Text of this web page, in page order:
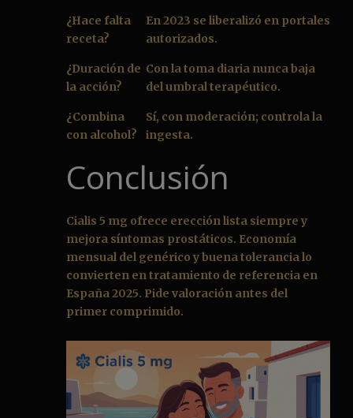
¿Hace falta
receta?
En 2023 se liberalizó en portales
autorizados.
¿Duración de
la acción?
Con la toma diaria nunca baja
del umbral terapéutico.
¿Combina
con alcohol?
Sí, con moderación; controla la
ingesta.
Conclusión
Cialis 5 mg ofrece erección lista siempre y
mejora síntomas prostáticos. Economía
mensual del genérico y buena tolerancia lo
convierten en tratamiento de referencia en
España 2025. Pide valoración antes del
primer comprimido.